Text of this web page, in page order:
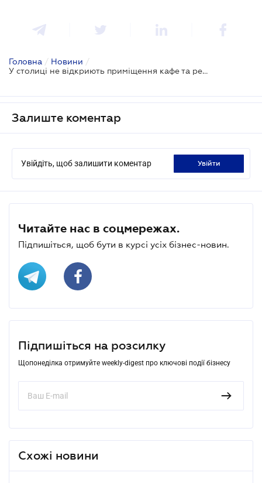
Головна / Новини /
У столиці не відкриють приміщення кафе та ресторанів з 5 червня
Залиште коментар
Увійдіть, щоб залишити коментар увійти
Читайте нас в соцмережах.
Підпишіться, щоб бути в курсі усіх бізнес-новин.
Підпишіться на розсилку
Щопонеділка отримуйте weekly-digest про ключові події бізнесу
Схожі новини